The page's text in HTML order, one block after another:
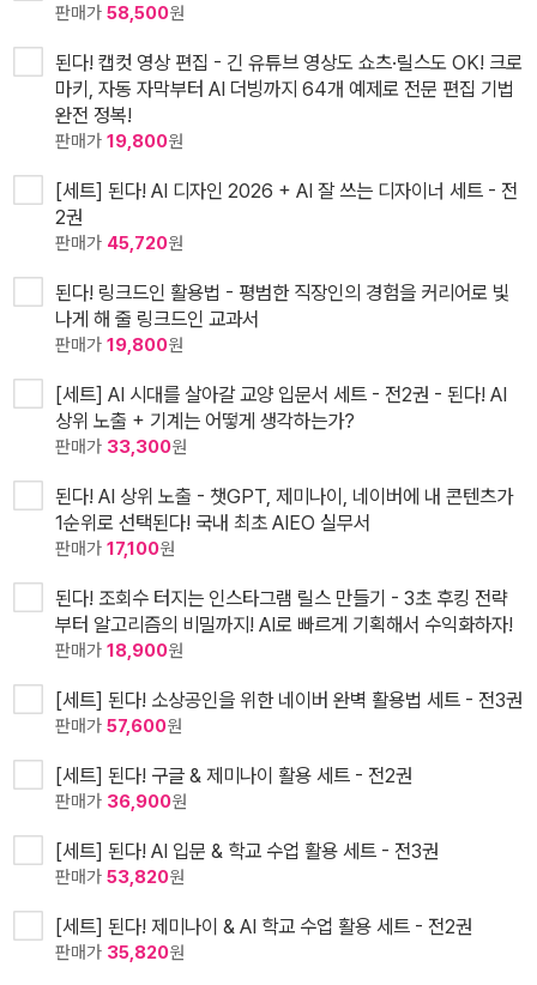
판매가 58,500원
된다! 캡컷 영상 편집 - 긴 유튜브 영상도 쇼츠·릴스도 OK! 크로
마키, 자동 자막부터 AI 더빙까지 64개 예제로 전문 편집 기법
완전 정복!
판매가 19,800원
[세트] 된다! AI 디자인 2026 + AI 잘 쓰는 디자이너 세트 - 전
2권
판매가 45,720원
된다! 링크드인 활용법 - 평범한 직장인의 경험을 커리어로 빛
나게 해 줄 링크드인 교과서
판매가 19,800원
[세트] AI 시대를 살아갈 교양 입문서 세트 - 전2권 - 된다! AI
상위 노출 + 기계는 어떻게 생각하는가?
판매가 33,300원
된다! AI 상위 노출 - 챗GPT, 제미나이, 네이버에 내 콘텐츠가
1순위로 선택된다! 국내 최초 AIEO 실무서
판매가 17,100원
된다! 조회수 터지는 인스타그램 릴스 만들기 - 3초 후킹 전략
부터 알고리즘의 비밀까지! AI로 빠르게 기획해서 수익화하자!
판매가 18,900원
[세트] 된다! 소상공인을 위한 네이버 완벽 활용법 세트 - 전3권
판매가 57,600원
[세트] 된다! 구글 & 제미나이 활용 세트 - 전2권
판매가 36,900원
[세트] 된다! AI 입문 & 학교 수업 활용 세트 - 전3권
판매가 53,820원
[세트] 된다! 제미나이 & AI 학교 수업 활용 세트 - 전2권
판매가 35,820원